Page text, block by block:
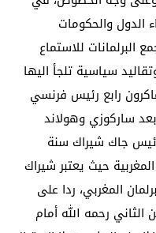
الدول والحكومات
البرلمانات للاستماع
سياسية تلجأ اليها
رابع رئيس فرنسي
ساركوزي وهولاند
جاك شيراك سنة
المغربية حيث يعتبر شيراك
المغربي، ردا على
رحمه الله أمام